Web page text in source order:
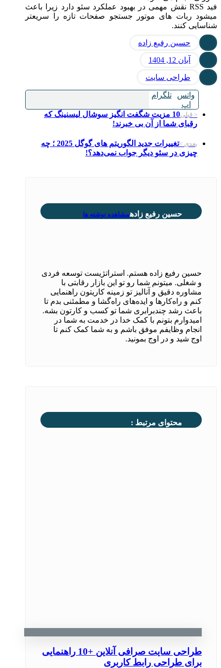
فید RSS نقش مهمی در بهبود عملکرد سئو دارد زیرا باعث
میشود ربات های موتور جستجو صفحات تازه را سریعتر
شناسایی کنند.
حسین رفیع زاده
آبان 12, 1404
طراحی سایت
واتس
اپ
تلگرام
< قبلی
10 مزیت شگفت ‌انگیز سوشال لیسنینگ که
رقبای شما از آن بی ‌خبرند!
بعدی >
تغییرات جدید الگوریتم های گوگل 2025 ؛ چه
چیزی در سئو دیگر جواب نمی‌دهد؟!
حسین رفیع زادهمشاهده نوشته ها
حسین رفیع زاده هستم. استراتژیست توسعه فردی
و شغلی. میتونم شما رو تو این بازار رقابتی با
مشاوره دقیق و آنالیز تو زمینه کاریتون راهنمایی
کنم و راه‌کارها و ایده‌های راه‌گشا و مطمئنی بدم تا
باعث رشد چندبرابری شما تو کسب و کارتون بشه.
امیدوارم بتونم با کمک خدا در خدمت به شما در
انجام وظایفم موفق باشم و به شما کمک کنم تا
اوج شید و در اوج بمونید.
محتوای مرتبط :
طراحی سایت صرافی آنلاین +10 راهنمایی
برای طراحی رابط کاربری